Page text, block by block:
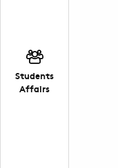
Students
Affairs